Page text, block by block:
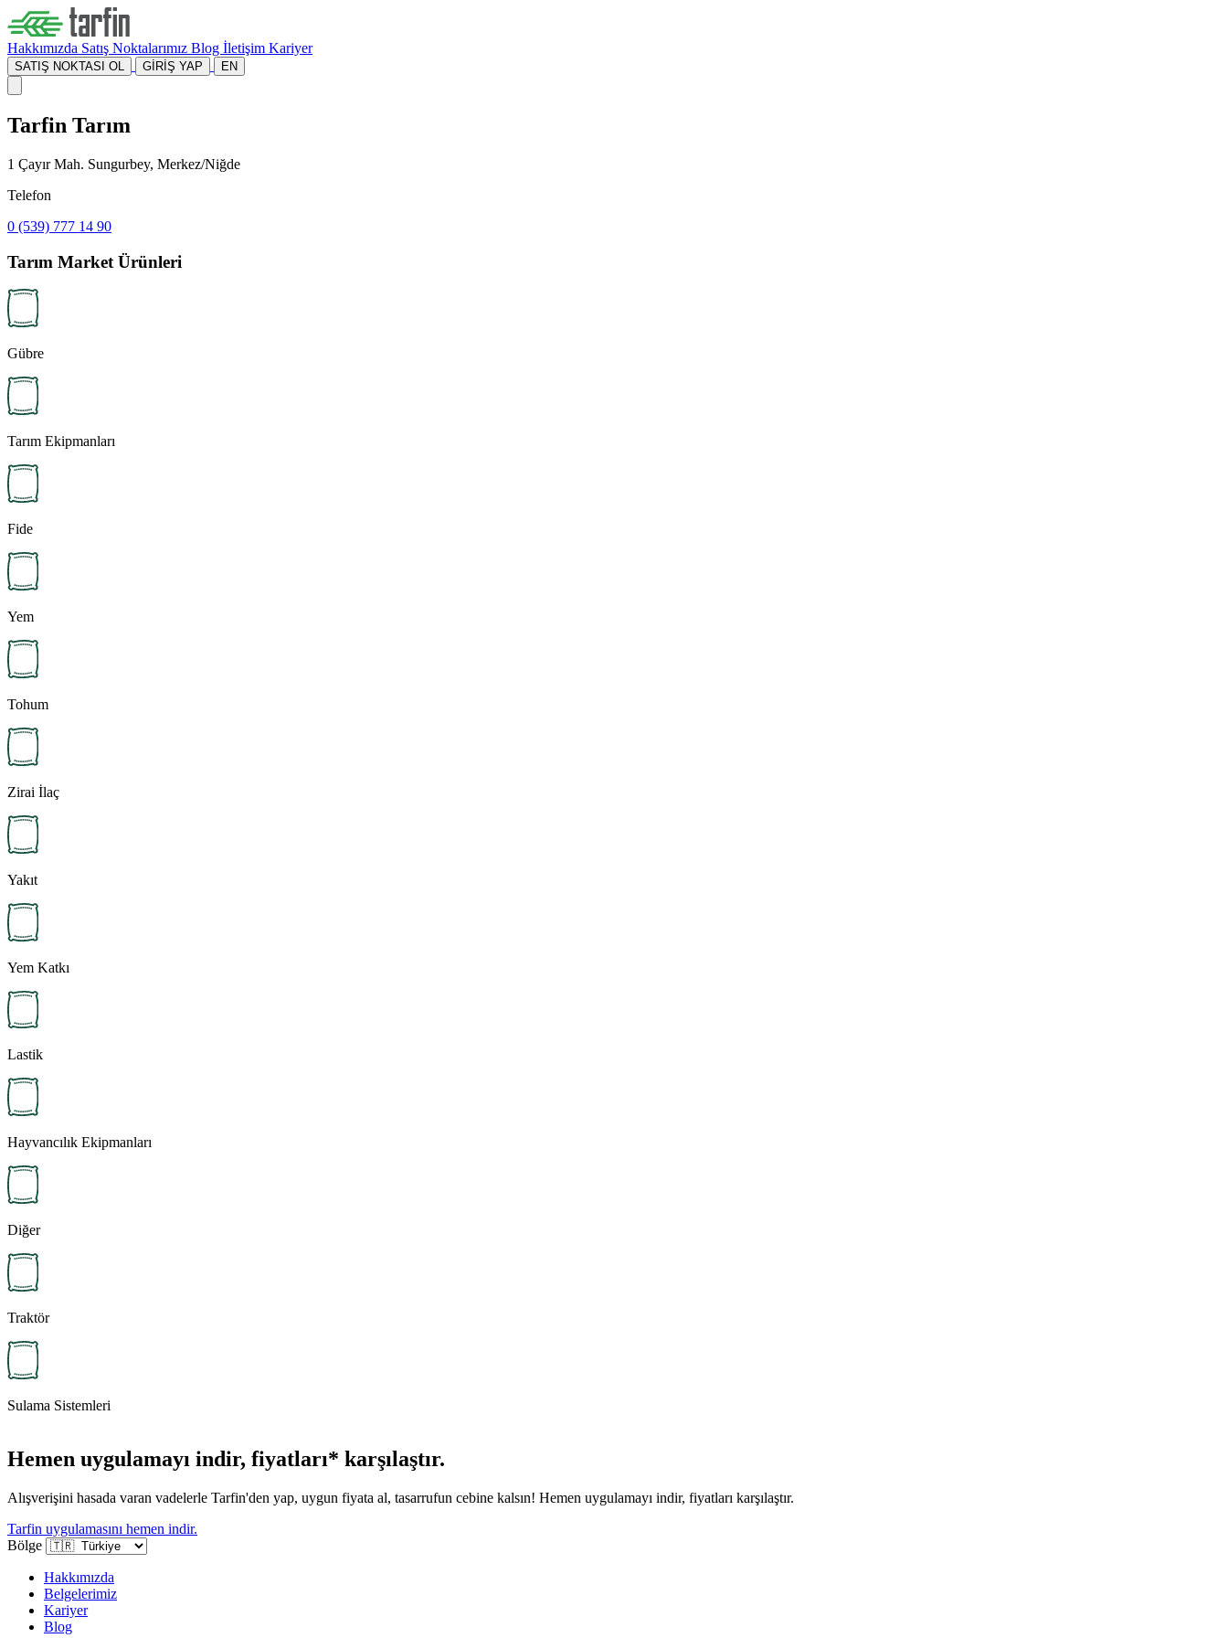
Hakkımızda Satış Noktalarımız Blog İletişim Kariyer
SATIŞ NOKTASI OL GİRİŞ YAP EN
Tarfin Tarım
1 Çayır Mah. Sungurbey, Merkez/Niğde
Telefon
0 (539) 777 14 90
Tarım Market Ürünleri
Gübre
Tarım Ekipmanları
Fide
Yem
Tohum
Zirai İlaç
Yakıt
Yem Katkı
Lastik
Hayvancılık Ekipmanları
Diğer
Traktör
Sulama Sistemleri
Hemen uygulamayı indir, fiyatları* karşılaştır.
Alışverişini hasada varan vadelerle Tarfin'den yap, uygun fiyata al, tasarrufun cebine kalsın! Hemen uygulamayı indir, fiyatları karşılaştır.
Tarfin uygulamasını hemen indir.
Bölge
Hakkımızda
Belgelerimiz
Kariyer
Blog